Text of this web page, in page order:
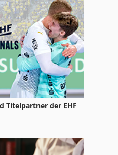
Titelpartner der EHF